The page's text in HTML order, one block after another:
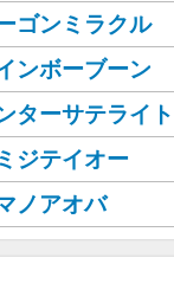
ゴンミラクル
ンボーブーン
ターサテライト
ジテイオー
ノアオバ